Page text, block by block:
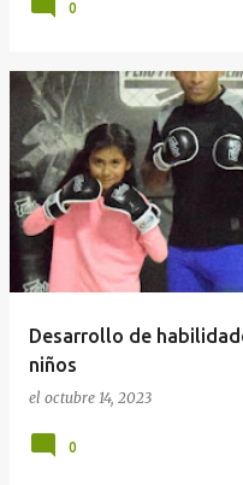
0
Desarrollo de
niños
el octubre 14, 2023
0